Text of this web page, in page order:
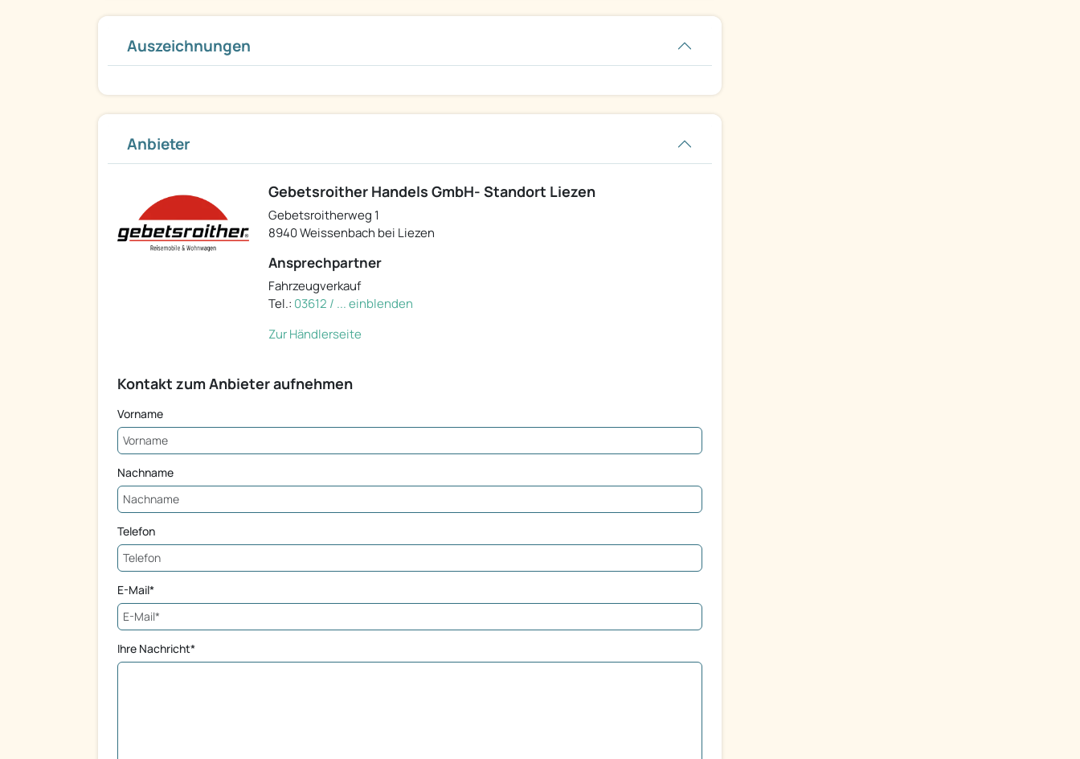
Auszeichnungen
Anbieter
Gebetsroither Handels GmbH- Standort Liezen
Gebetsroitherweg 1
8940 Weissenbach bei Liezen
Ansprechpartner
Fahrzeugverkauf
Tel.: 03612 / ... einblenden
Zur Händlerseite
Kontakt zum Anbieter aufnehmen
Vorname
Nachname
Telefon
E-Mail*
Ihre Nachricht*